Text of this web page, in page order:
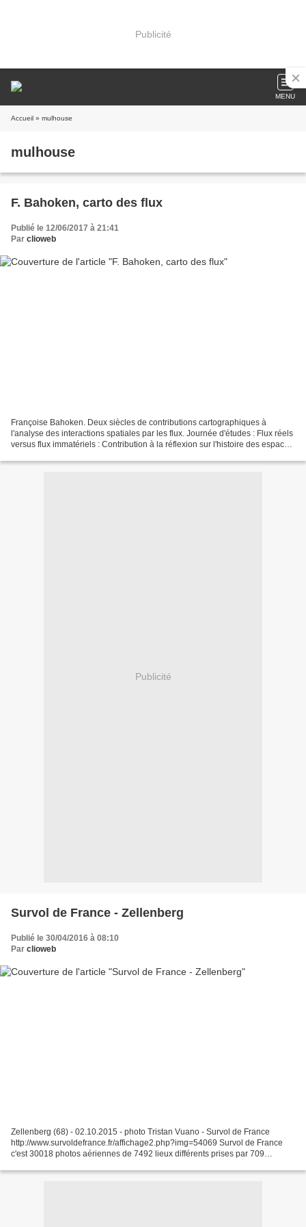
Publicité
MENU
Accueil » mulhouse
mulhouse
F. Bahoken, carto des flux
Publié le 12/06/2017 à 21:41
Par clioweb
Françoise Bahoken. Deux siècles de contributions cartographiques à
l'analyse des interactions spatiales par les flux. Journée d'études : Flux réels
versus flux immatériels : Contribution à la réflexion sur l'histoire des espaces,
Publicité
Survol de France - Zellenberg
Publié le 30/04/2016 à 08:10
Par clioweb
Zellenberg (68) - 02.10.2015 - photo Tristan Vuano - Survol de France
http://www.survoldefrance.fr/affichage2.php?img=54069 Survol de France
c'est 30018 photos aériennes de 7492 lieux différents prises par 709